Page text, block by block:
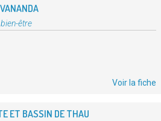
être
Voir la fiche
ET BASSIN DE THAU